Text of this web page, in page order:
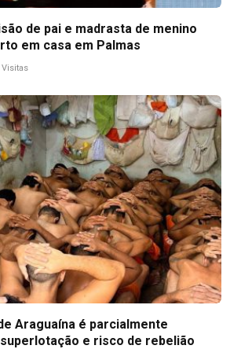
de pai e madrasta de menino
em casa em Palmas
Visitas
Araguaína é parcialmente
e risco de rebelião